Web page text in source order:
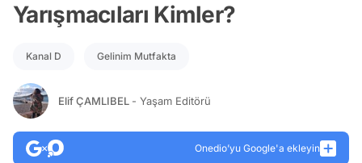
Yarışmacıları Kimler?
Kanal D Gelinim Mutfakta
Elif ÇAMLIBEL - Yaşam Editörü
Onedio’yu Google'a ekleyin